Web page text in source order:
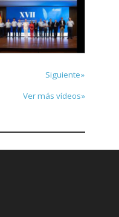
Siguiente»
Ver más vídeos»